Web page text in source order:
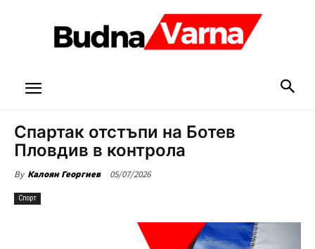
Спартак отстъпи на Ботев
Пловдив в контрола
By Калоян Георгиев 05/07/2026
Спорт